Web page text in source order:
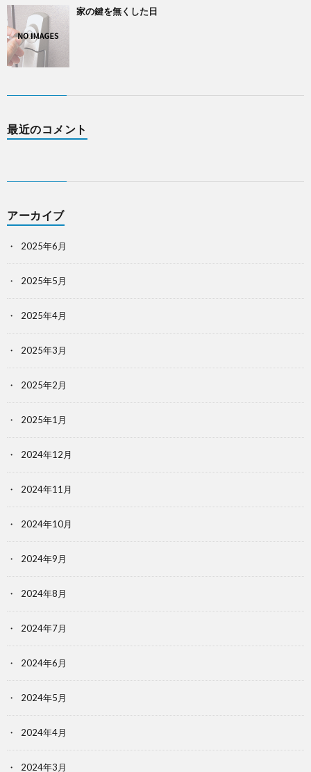
家の鍵を無くした日
最近のコメント
アーカイブ
2025年6月
2025年5月
2025年4月
2025年3月
2025年2月
2025年1月
2024年12月
2024年11月
2024年10月
2024年9月
2024年8月
2024年7月
2024年6月
2024年5月
2024年4月
2024年3月